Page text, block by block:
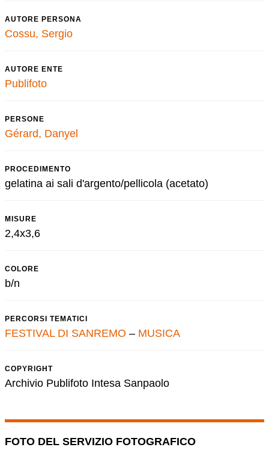
AUTORE PERSONA
Cossu, Sergio
AUTORE ENTE
Publifoto
PERSONE
Gérard, Danyel
PROCEDIMENTO
gelatina ai sali d'argento/pellicola (acetato)
MISURE
2,4x3,6
COLORE
b/n
PERCORSI TEMATICI
FESTIVAL DI SANREMO – MUSICA
COPYRIGHT
Archivio Publifoto Intesa Sanpaolo
FOTO DEL SERVIZIO FOTOGRAFICO